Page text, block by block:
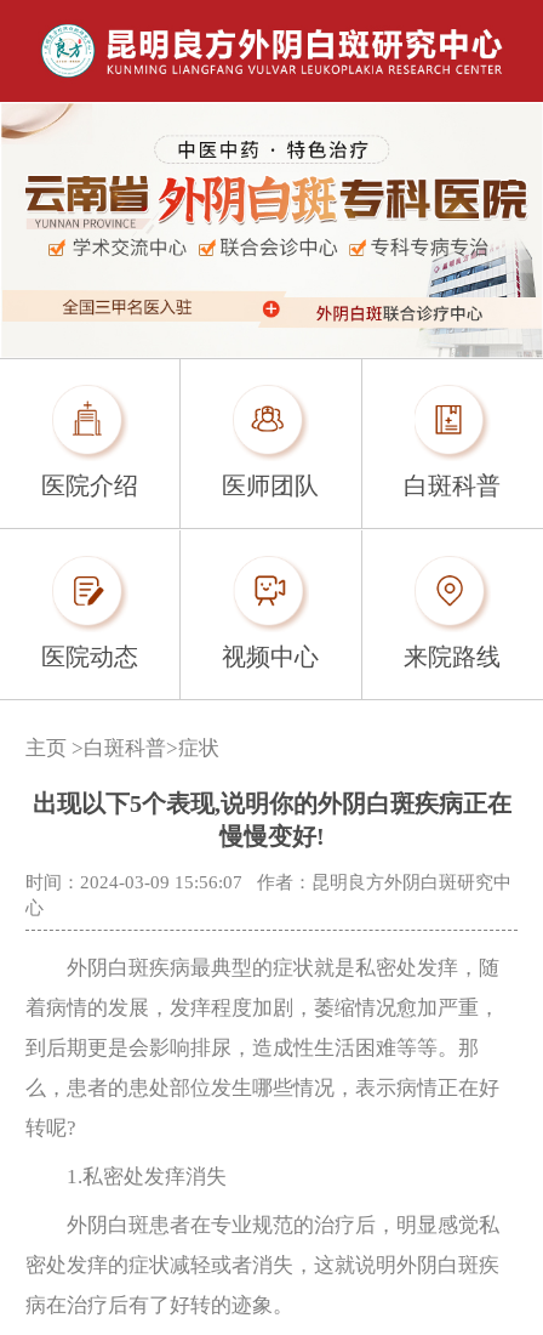
医院介绍 医师团队 白斑科普
医院动态 视频中心 来院路线
主页 >白斑科普>症状
出现以下5个表现,说明你的外阴白斑疾病正在
慢慢变好!
时间：2024-03-09 15:56:07
作者：昆明良方外阴白斑研究中
心
外阴白斑疾病最典型的症状就是私密处发痒，随
着病情的发展，发痒程度加剧，萎缩情况愈加严重，
到后期更是会影响排尿，造成性生活困难等等。那
么，患者的患处部位发生哪些情况，表示病情正在好
转呢?
1.私密处发痒消失
外阴白斑患者在专业规范的治疗后，明显感觉私
密处发痒的症状减轻或者消失，这就说明外阴白斑疾
病在治疗后有了好转的迹象。